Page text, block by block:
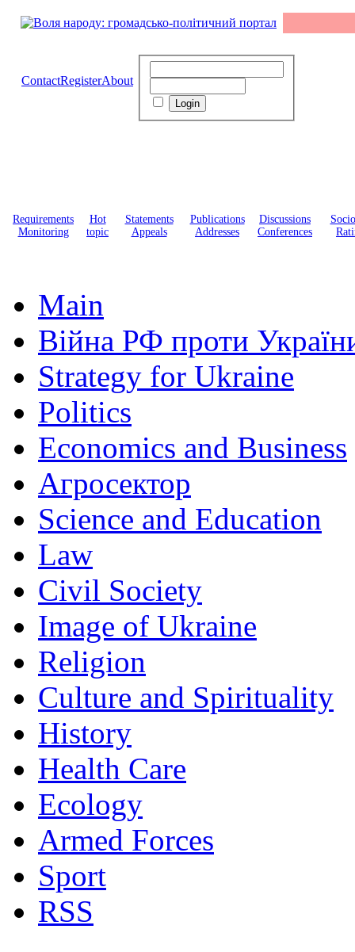
ContactRegisterAbout
Requirements
Monitoring
Hot
topic
Statements
Appeals
Publications
Addresses
Discussions
Conferences
Main
Війна РФ проти
Strategy for Ukraine
Politics
Economics and Business
Агросектор
Science and Education
Law
Civil Society
Image of Ukraine
Religion
Culture and Spirituality
History
Health Care
Ecology
Armed Forces
Sport
RSS